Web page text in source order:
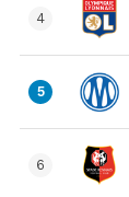
4
5
6